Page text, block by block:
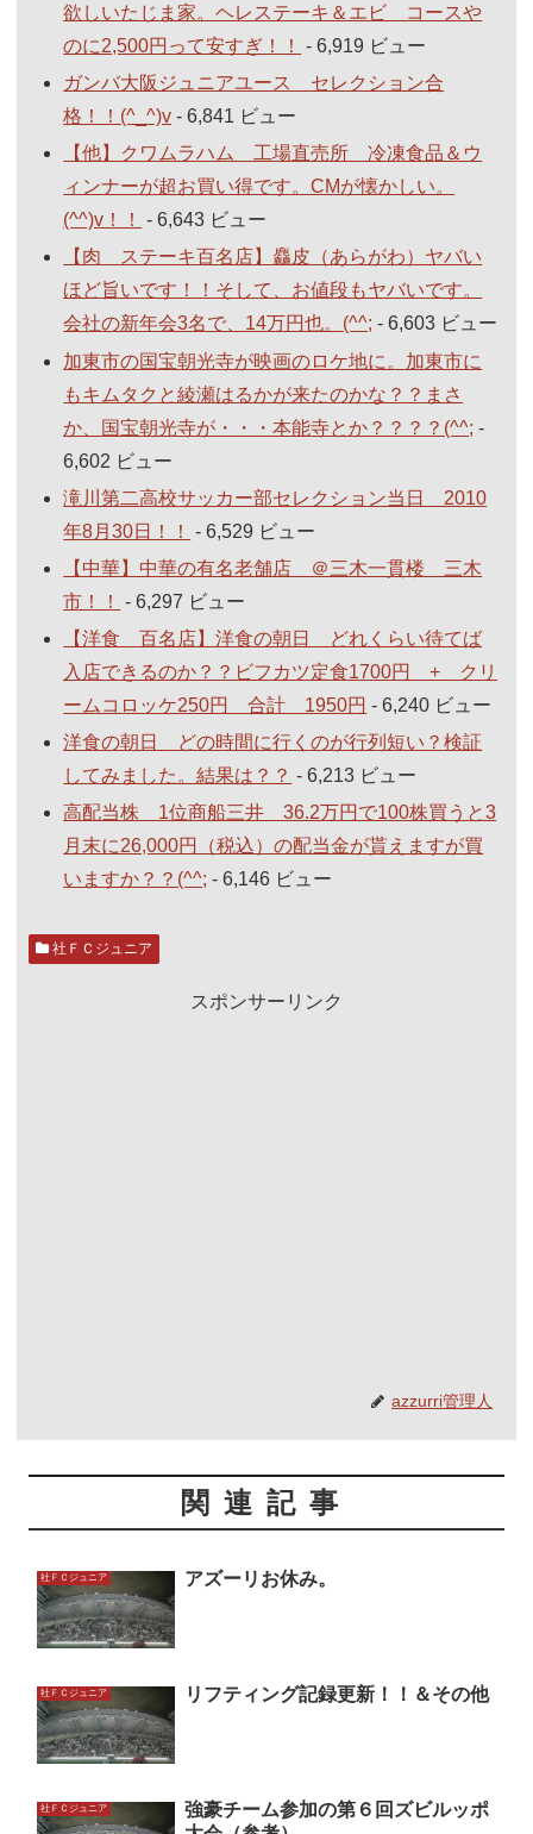
欲しいたじま家。ヘレステーキ＆エビ コースや
のに2,500円って安すぎ！！
- 6,919 ビュー
ガンバ大阪ジュニアユース セレクション合
格！！(^_^)v - 6,841 ビュー
【他】クワムラハム 工場直売所 冷凍食品＆ウ
ィンナーが超お買い得です。CMが懐かしい。
(^^)v！！
- 6,643 ビュー
【肉 ステーキ百名店】麤皮（あらがわ）ヤバい
ほど旨いです！！そして、お値段もヤバいです。
会社の新年会3名で、14万円也。(^^; - 6,603 ビュー
加東市の国宝朝光寺が映画のロケ地に。加東市に
もキムタクと綾瀬はるかが来たのかな？？まさ
か、国宝朝光寺が・・・本能寺とか？？？？(^^; -
6,602 ビュー
滝川第二高校サッカー部セレクション当日 2010
年8月30日！！
- 6,529 ビュー
【中華】中華の有名老舗店 ＠三木一貫楼 三木
市！！
- 6,297 ビュー
【洋食 百名店】洋食の朝日 どれくらい待てば
入店できるのか？？ビフカツ定食1700円 + クリ
ームコロッケ250円 合計 1950円 - 6,240 ビュー
洋食の朝日 どの時間に行くのが行列短い？検証
してみました。結果は？？ - 6,213 ビュー
高配当株 1位商船三井 36.2万円で100株買うと3
月末に26,000円（税込）の配当金が貰えますが買
いますか？？(^^; - 6,146 ビュー
社ＦＣジュニア
スポンサーリンク
azzurri管理人
関連記事
社ＦＣジュニア アズーリお休み。
社ＦＣジュニア リフティング記録更新！！＆その他
社ＦＣジュニア
強豪チーム参加の第６回ズビルッポ